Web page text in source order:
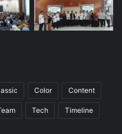
Color Content
Tech Timeline